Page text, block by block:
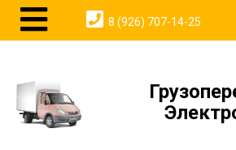
8 (926) 707-14-25